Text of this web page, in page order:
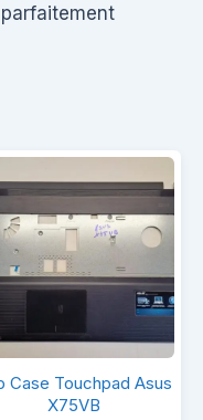
Top
Case
Case Touchpad Asus
X75VB